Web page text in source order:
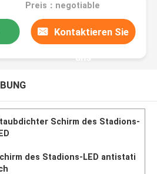
Preis：negotiable
Kontaktieren Sie
uns
Schirm des Stadions-
des Stadions-LED antistati